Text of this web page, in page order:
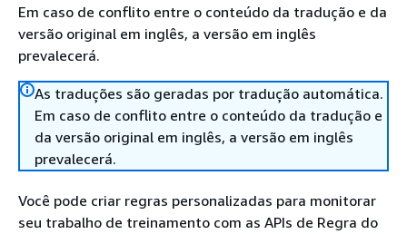
Em caso de conflito entre o conteúdo da tradução e da
versão original em inglês, a versão em inglês
prevalecerá.
As traduções são geradas por tradução automática.
Em caso de conflito entre o conteúdo da tradução e
da versão original em inglês, a versão em inglês
prevalecerá.
Você pode criar regras personalizadas para monitorar
seu trabalho de treinamento com as APIs de Regra do